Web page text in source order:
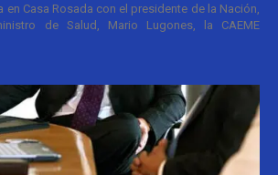
en Casa Rosada con el presidente de la Nación,
de Salud, Mario Lugones, la CAEME